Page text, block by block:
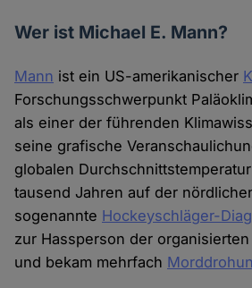
Wer ist Michael E. Mann?
Mann ist ein US-amerikanischer
Forschungsschwerpunkt
als einer der führenden
seine grafische
globalen
tausend Jahren auf der
sogenannte Hockeyschläger-
zur Hassperson der
und bekam mehrfach